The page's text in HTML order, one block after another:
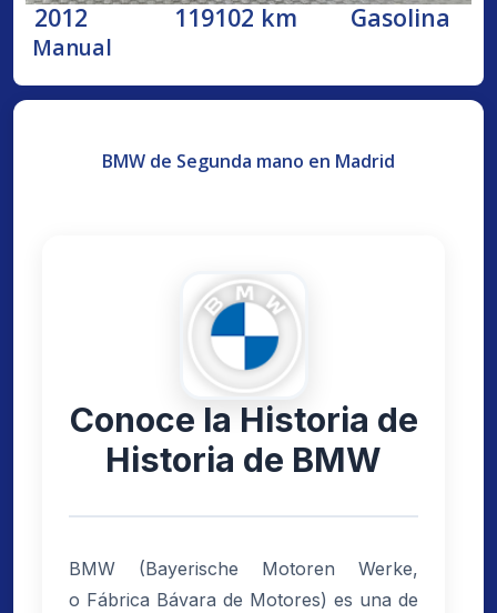
2012 119102 km Gasolina
Manual
BMW de Segunda mano en Madrid
Conoce la Historia de
Historia de BMW
BMW (Bayerische Motoren Werke,
o Fábrica Bávara de Motores) es una de